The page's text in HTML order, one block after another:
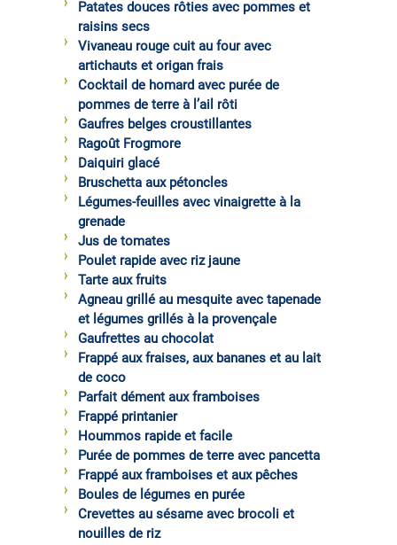
Patates douces rôties avec pommes et
raisins secs
Vivaneau rouge cuit au four avec
artichauts et origan frais
Cocktail de homard avec purée de
pommes de terre à l’ail rôti
Gaufres belges croustillantes
Ragoût Frogmore
Daiquiri glacé
Bruschetta aux pétoncles
Légumes-feuilles avec vinaigrette à la
grenade
Jus de tomates
Poulet rapide avec riz jaune
Tarte aux fruits
Agneau grillé au mesquite avec tapenade
et légumes grillés à la provençale
Gaufrettes au chocolat
Frappé aux fraises, aux bananes et au lait
de coco
Parfait dément aux framboises
Frappé printanier
Hoummos rapide et facile
Purée de pommes de terre avec pancetta
Frappé aux framboises et aux pêches
Boules de légumes en purée
Crevettes au sésame avec brocoli et
nouilles de riz